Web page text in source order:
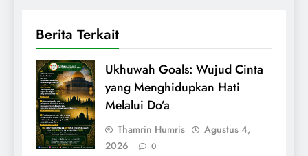
Berita Terkait
Ukhuwah Goals: Wujud Cinta
yang Menghidupkan Hati
Melalui Do’a
Thamrin Humris
Agustus 4,
2026
0